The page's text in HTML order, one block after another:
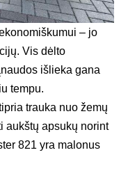
– jo
Vis dėlto
išlieka gana
tempu.
trauka nuo žemų
aukštų apsukų norint
821 yra malonus